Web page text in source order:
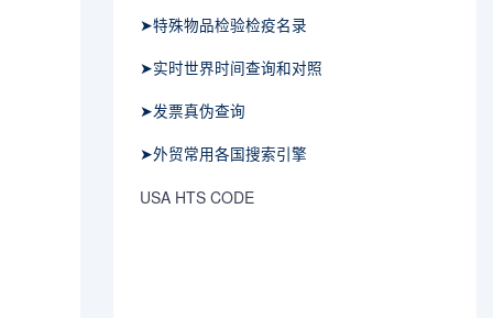
➤特殊物品检验检疫名录
➤实时世界时间查询和对照
➤发票真伪查询
➤外贸常用各国搜索引擎
USA HTS CODE